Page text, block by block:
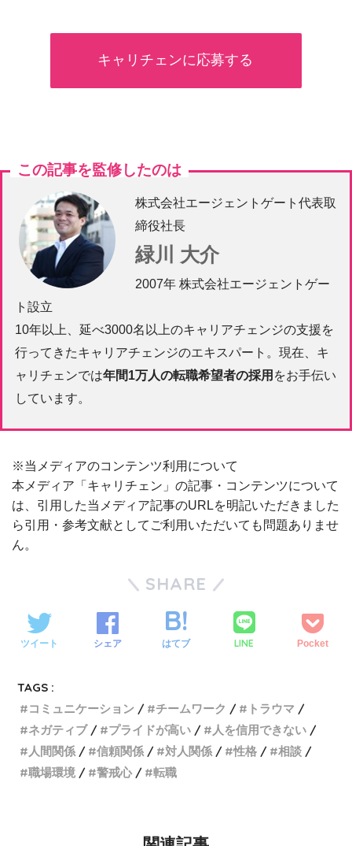
キャリチェンに応募する
この記事を監修したのは
株式会社エージェントゲート代表取
締役社長
緑川 大介
2007年 株式会社エージェントゲー
ト設立
10年以上、延べ3000名以上のキャリアチェンジの支援を
行ってきたキャリアチェンジのエキスパート。現在、キ
ャリチェンでは年間1万人の転職希望者の採用 をお手伝い
しています。
※当メディアのコンテンツ利用について
本メディア「キャリチェン」の記事・コンテンツについて
は、引用した当メディア記事のURLを明記いただきました
ら引用・参考文献としてご利用いただいても問題ありませ
ん。
SHARE
ツイート シェア はてブ LINE Pocket
TAGS :
コミュニケーション
チームワーク
トラウマ
ネガティブ
プライドが高い
人を信用できない
人間関係
信頼関係 対人関係 性格
相談
職場環境
警戒心 転職